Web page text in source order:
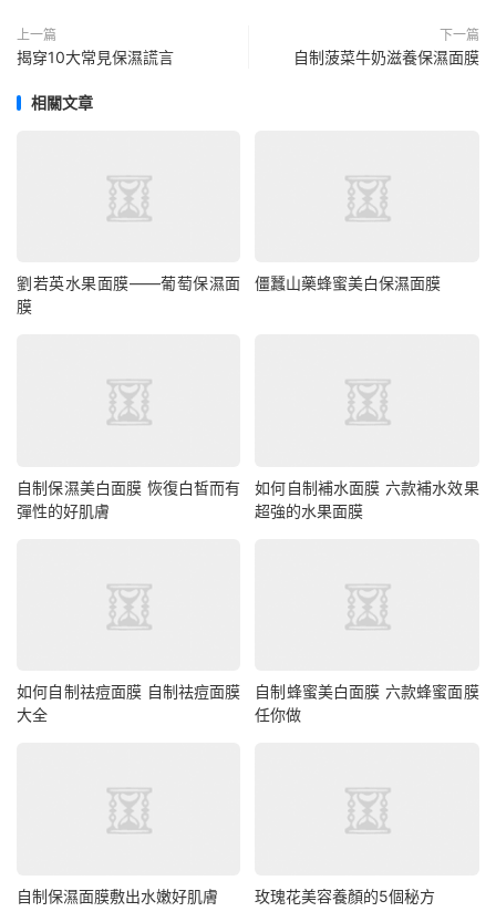
上一篇
揭穿10大常見保濕謊言
下一篇
自制菠菜牛奶滋養保濕面膜
相關文章
劉若英水果面膜——葡萄保濕面
膜
僵蠶山藥蜂蜜美白保濕面膜
自制保濕美白面膜 恢復白皙而有
彈性的好肌膚
如何自制補水面膜 六款補水效果
超強的水果面膜
如何自制祛痘面膜 自制祛痘面膜
大全
自制蜂蜜美白面膜 六款蜂蜜面膜
任你做
自制保濕面膜敷出水嫩好肌膚 玫瑰花美容養顏的5個秘方